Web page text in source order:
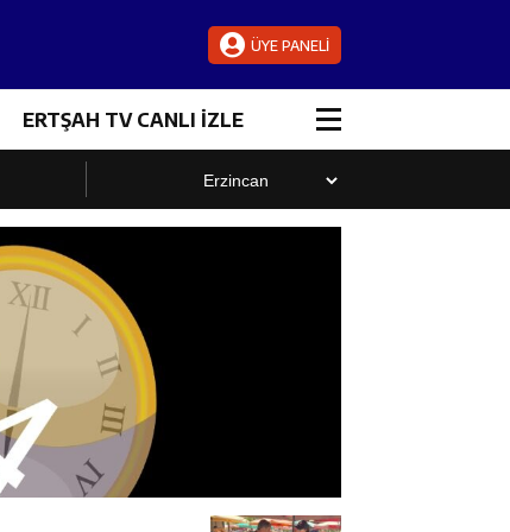
ÜYE PANELİ
ERTŞAH TV CANLI İZLE